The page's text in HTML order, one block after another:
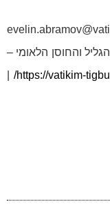
והחוסן הלאומי –
https://vatikim-